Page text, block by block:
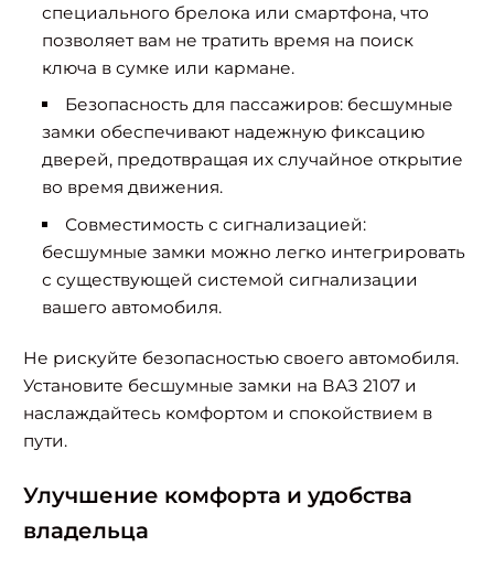
специального брелока или смартфона, что
позволяет вам не тратить время на поиск
ключа в сумке или кармане.
Безопасность для пассажиров: бесшумные
замки обеспечивают надежную фиксацию
дверей, предотвращая их случайное открытие
во время движения.
Совместимость с сигнализацией:
бесшумные замки можно легко интегрировать
с существующей системой сигнализации
вашего автомобиля.
Не рискуйте безопасностью своего автомобиля.
Установите бесшумные замки на ВАЗ 2107 и
наслаждайтесь комфортом и спокойствием в
пути.
Улучшение комфорта и удобства
владельца